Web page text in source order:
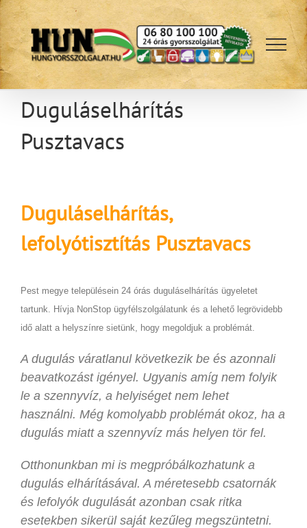
Kihagyás
Duguláselhárítás
Pusztavacs
Duguláselhárítás,
lefolyótisztítás Pusztavacs
Pest megye településein 24 órás duguláselhárítás ügyeletet
tartunk. Hívja NonStop ügyfélszolgálatunk és a lehető legrövidebb
idő alatt a helyszínre sietünk, hogy megoldjuk a problémát.
A dugulás váratlanul következik be és azonnali
beavatkozást igényel. Ugyanis amíg nem folyik
le a szennyvíz, a helyiséget nem lehet
használni. Még komolyabb problémát okoz, ha a
dugulás miatt a szennyvíz más helyen tör fel.
Otthonunkban mi is megpróbálkozhatunk a
dugulás elhárításával. A méretesebb csatornák
és lefolyók dugulását azonban csak ritka
esetekben sikerül saját kezűleg megszüntetni.